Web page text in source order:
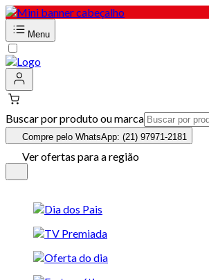
Menu
Buscar por produto ou marca
Compre pelo WhatsApp: (21) 97971-2181
Ver ofertas para a região